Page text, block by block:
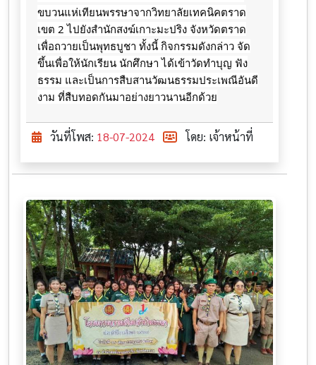
ขบวนแห่เทียนพรรษาจากวิทยาลัยเทคนิคตราด
เขต 2ไปยังสำนักสงฆ์เกาะมะปริง จังหวัดตราด
เพื่อถวายเป็นพุทธบูชา ทั้งนี้ กิจกรรมดังกล่าว จัด
ขึ้นเพื่อให้นักเรียน นักศึกษา ได้เข้าวัดทำบุญ ฟัง
ธรรม และเป็นการสืบสานวัฒนธรรมประเพณีอันดี
งาม ที่สืบทอดกันมาอย่างยาวนานอีกด้วย
วันที่โพส: 18-07-2024 โดย: เจ้าหน้าที่